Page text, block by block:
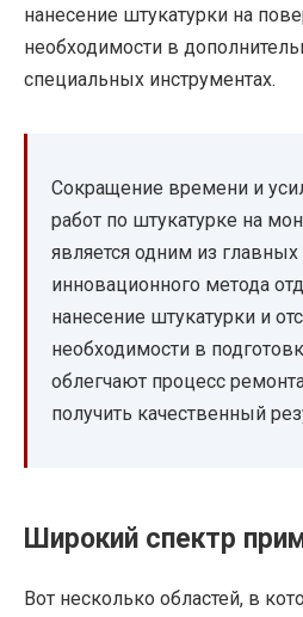
нанесение штукатурки на
необходимости в
специальных инструментах.
Сокращение времени и
работ по штукатурке на
является одним из
инновационного метода
нанесение штукатурки и
необходимости в
облегчают процесс
получить качественный
Широкий спектр
Вот несколько областей, в